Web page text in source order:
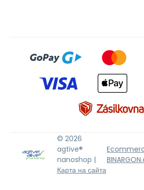
© 2026
agtive®
nanoshop |
Карта на сайта